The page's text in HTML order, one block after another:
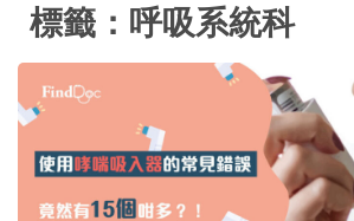
標籤：呼吸系統科